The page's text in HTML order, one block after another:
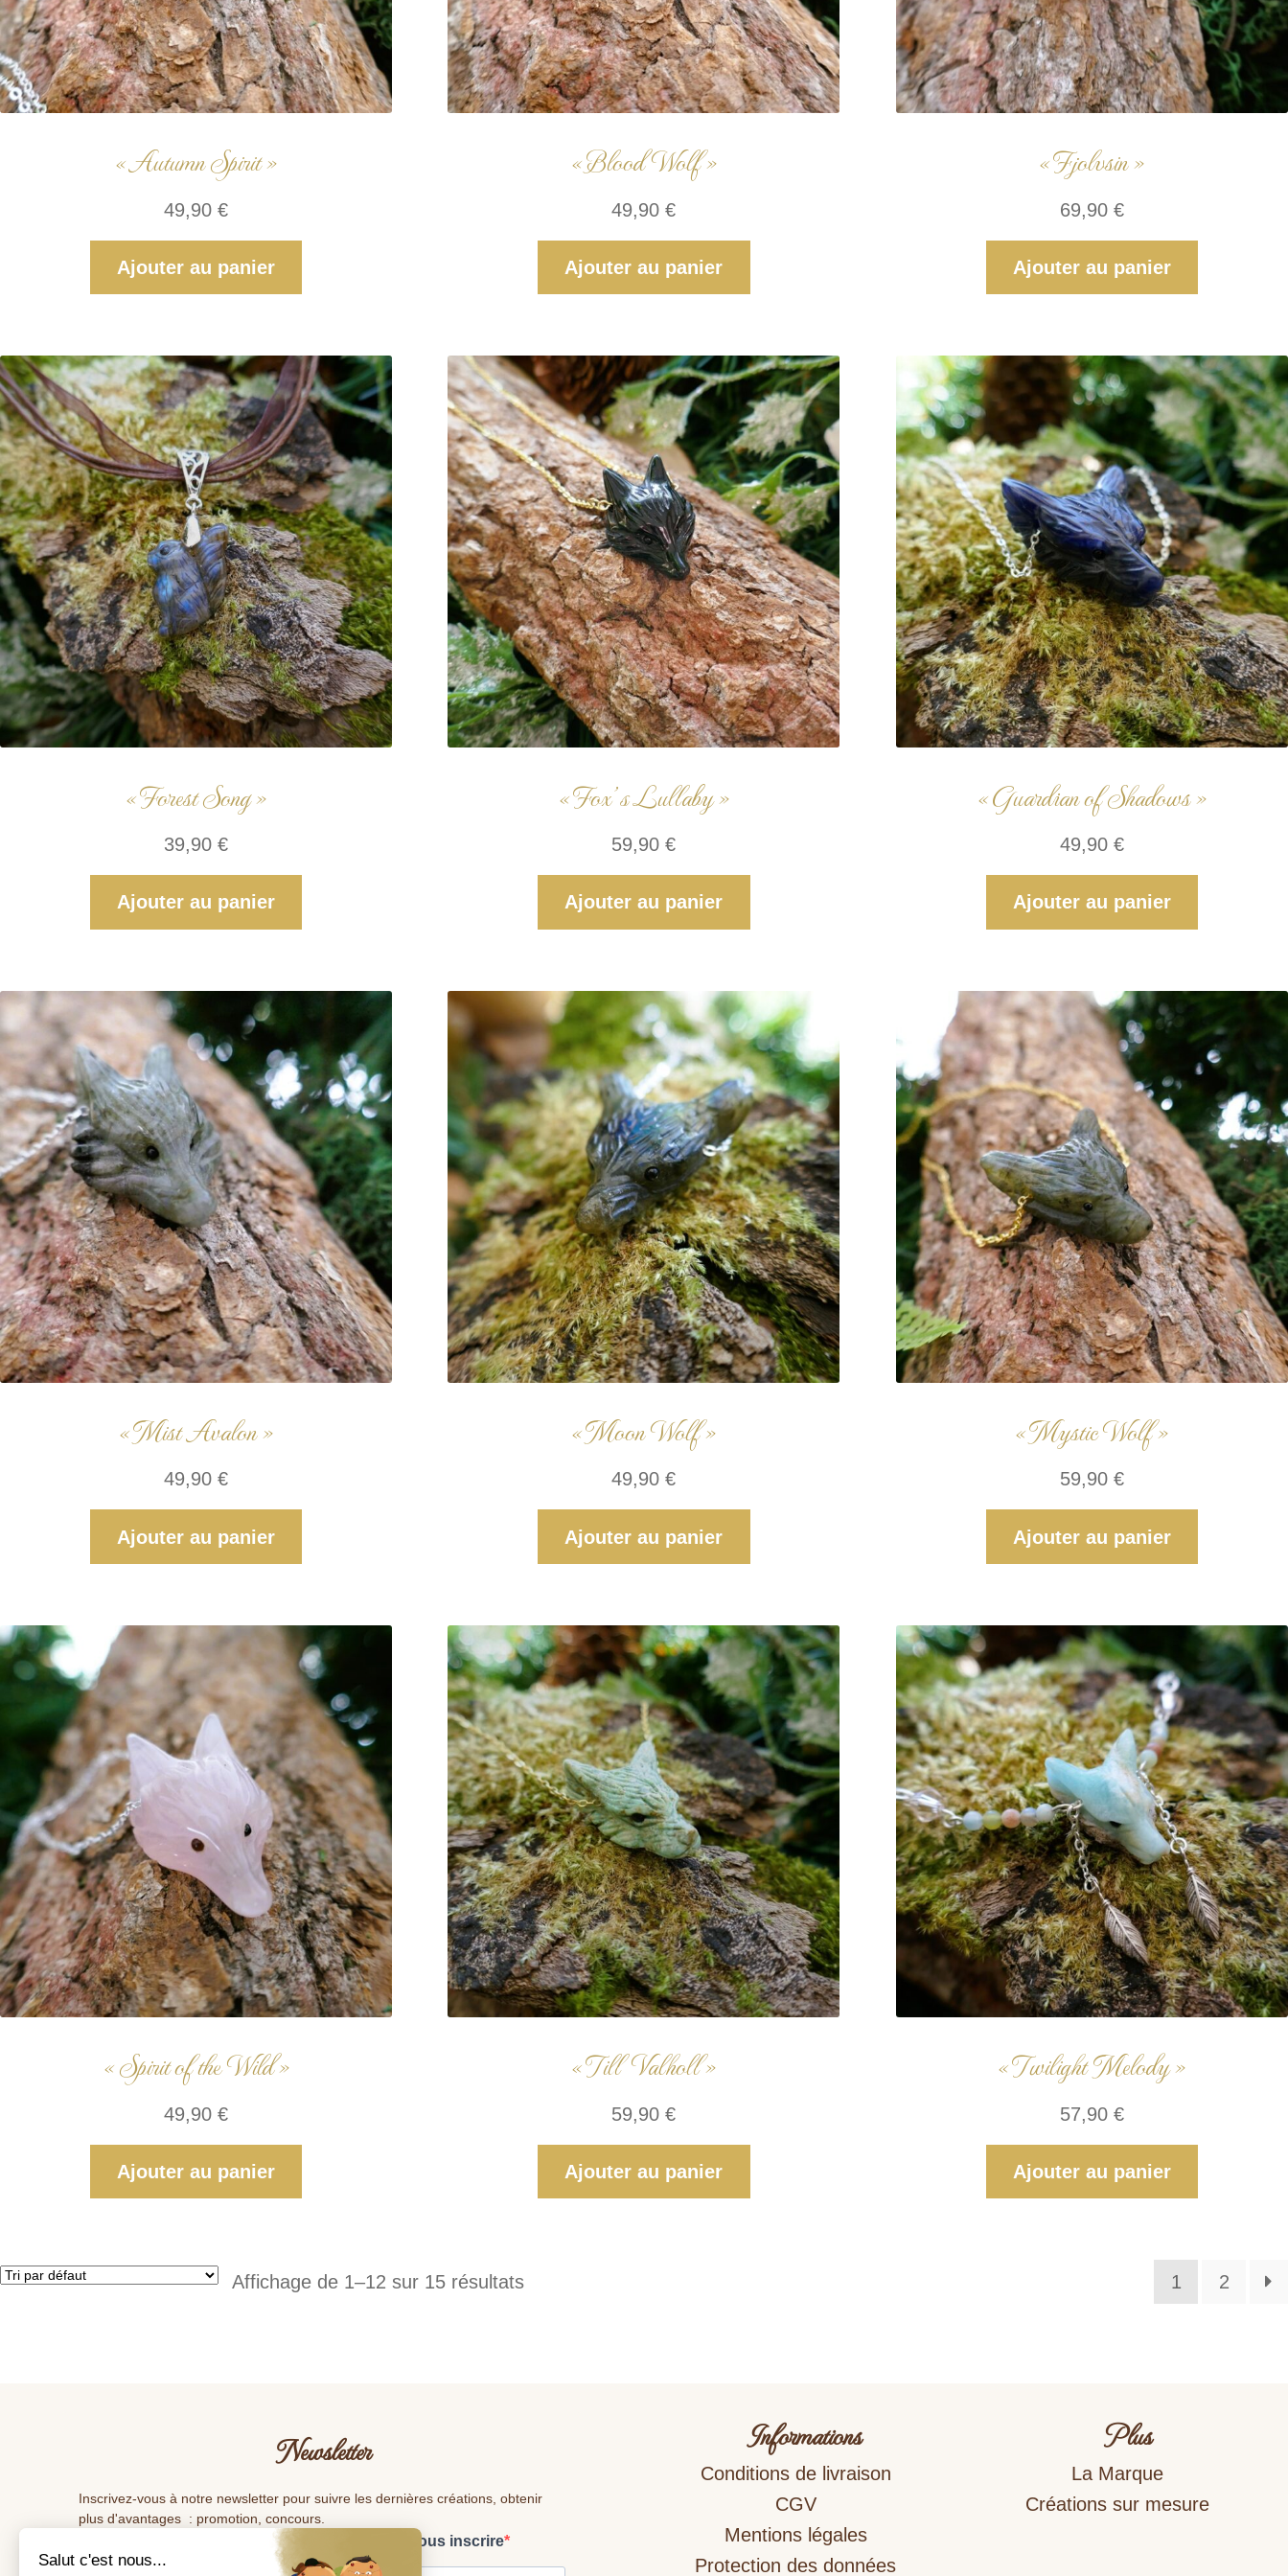
« Autumn Spirit »
49,90€
Ajouter au panier
« Blood Wolf »
49,90€
Ajouter au panier
« Fjolvsin »
69,90 €
Ajouter au panier
« Forest Song »
39,90€
Ajouter au panier
« Fox’s Lullaby »
59,90€
Ajouter au panier
« Guardian of Shadows »
49,90 €
Ajouter au panier
« Mist Avalon »
49,90€
Ajouter au panier
« Moon Wolf »
49,90€
Ajouter au panier
« Mystic Wolf »
59,90 €
Ajouter au panier
« Spirit of the Wild »
49,90€
Ajouter au panier
« Till Valholl »
59,90€
Ajouter au panier
« Twilight Melody »
57,90 €
Ajouter au panier
Affichage de 1–12 sur 15 résultats 1 2
Newsletter
Inscrivez-vous à notre newsletter pour suivre les dernières créations, obtenir
plus d'avantages : promotion, concours.
Veuillez renseigner votre adresse e-mail pour vous inscrire
Informations
Conditions de livraison
CGV
Mentions légales
Protection des données
Plus
La Marque
Créations sur mesure